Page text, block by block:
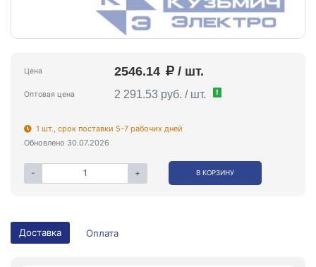
Цена 2546.14 / шт.
Оптовая цена 2 291.53 руб. / шт. !
1 шт., срок поставки 5-7 рабочих дней
Обновлено 30.07.2026
- + В КОРЗИНУ
Доставка Оплата